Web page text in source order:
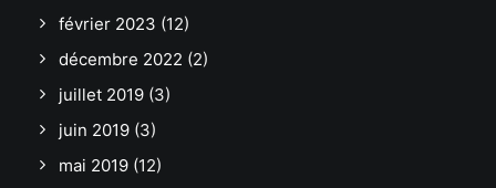
février 2023 (12)
décembre 2022 (2)
juillet 2019 (3)
juin 2019 (3)
mai 2019 (12)